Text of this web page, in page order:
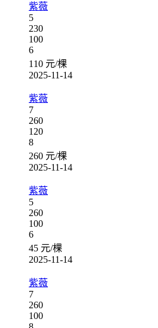
紫薇
5
230
100
6
110 元/棵
2025-11-14
紫薇
7
260
120
8
260 元/棵
2025-11-14
紫薇
5
260
100
6
45 元/棵
2025-11-14
紫薇
7
260
100